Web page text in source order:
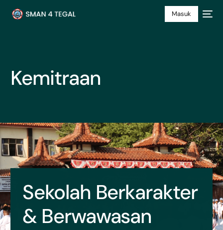
Masuk
Kemitraan
Sekolah Berkarakter
& Berwawasan